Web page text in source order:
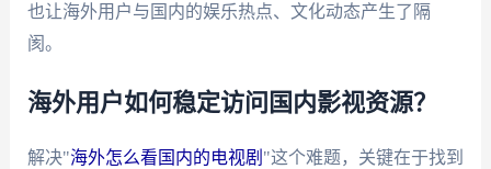
也让海外用户与国内的娱乐热点、文化动态产生了隔
阂。
海外用户如何稳定访问国内影视资源？
解决"海外怎么看国内的电视剧 "这个难题，关键在于找到